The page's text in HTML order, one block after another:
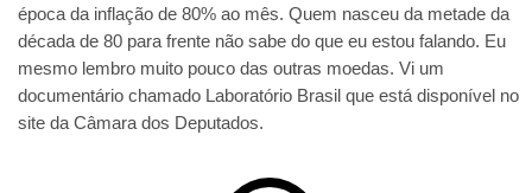
época da inflação de 80% ao mês. Quem nasceu da metade da
década de 80 para frente não sabe do que eu estou falando. Eu
mesmo lembro muito pouco das outras moedas. Vi um
documentário chamado Laboratório Brasil que está disponível no
site da Câmara dos Deputados.